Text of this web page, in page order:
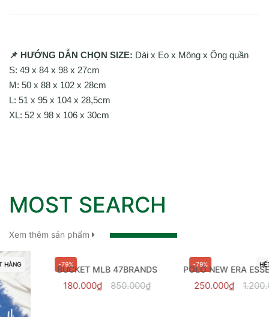
📌 HƯỚNG DẪN CHỌN SIZE: Dài x Eo x Mông x Ống quần
S: 49 x 84 x 98 x 27cm
M: 50 x 88 x 102 x 28cm
L: 51 x 95 x 104 x 28,5cm
XL: 52 x 98 x 106 x 30cm
MOST SEARCH
Xem thêm sản phẩm
-79%
BUCKET MLB 47BRANDS
180.000₫ 850.000₫
POLO NEW ERA ESSENTIAL NEYYAN - 14113660
250.000₫ 1.200.000₫